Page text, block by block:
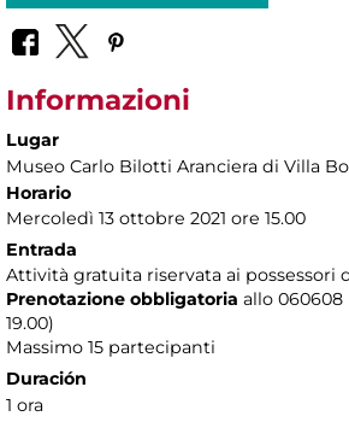
Informazioni
Lugar
Museo Carlo Bilotti Aranciera di Villa
Horario
Mercoledì 13 ottobre 2021 ore 15.00
Entrada
Attività gratuita riservata ai possessori
Prenotazione obbligatoria allo
19.00)
Massimo 15 partecipanti
Duración
1 ora